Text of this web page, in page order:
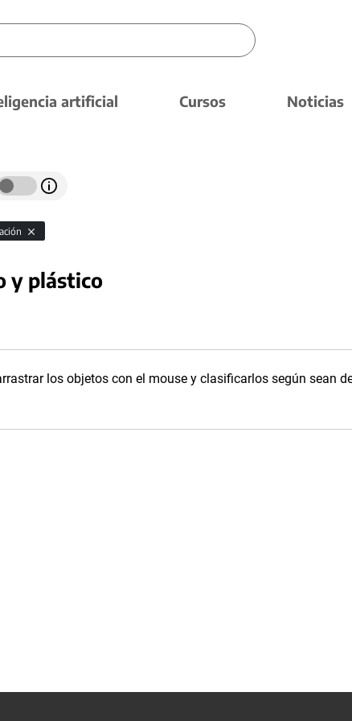
artificial Cursos Noticias
y plástico
los objetos con el mouse y clasificarlos según sean